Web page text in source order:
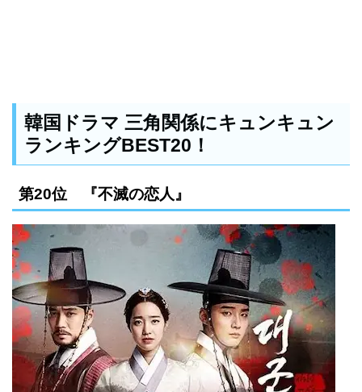
韓国ドラマ 三角関係にキュンキュン
ランキングBEST20！
第20位 『不滅の恋人』